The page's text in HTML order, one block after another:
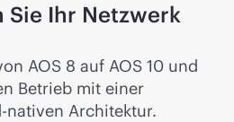
Sie Ihr Netzwerk
AOS 8 auf AOS 10 und
Betrieb mit einer
Architektur.